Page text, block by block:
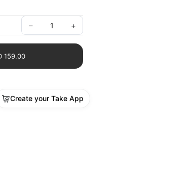
– +
159.00
Create your Take App